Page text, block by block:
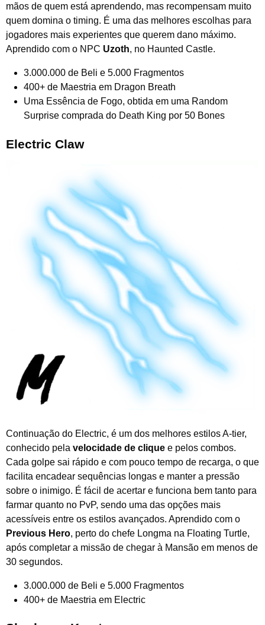
mãos de quem está aprendendo, mas recompensam muito
quem domina o timing. É uma das melhores escolhas para
jogadores mais experientes que querem dano máximo.
Aprendido com o NPC Uzoth, no Haunted Castle.
3.000.000 de Beli e 5.000 Fragmentos
400+ de Maestria em Dragon Breath
Uma Essência de Fogo, obtida em uma Random
Surprise comprada do Death King por 50 Bones
Electric Claw
Continuação do Electric, é um dos melhores estilos A-tier,
conhecido pela velocidade de clique e pelos combos.
Cada golpe sai rápido e com pouco tempo de recarga, o que
facilita encadear sequências longas e manter a pressão
sobre o inimigo. É fácil de acertar e funciona bem tanto para
farmar quanto no PvP, sendo uma das opções mais
acessíveis entre os estilos avançados. Aprendido com o
Previous Hero, perto do chefe Longma na Floating Turtle,
após completar a missão de chegar à Mansão em menos de
30 segundos.
3.000.000 de Beli e 5.000 Fragmentos
400+ de Maestria em Electric